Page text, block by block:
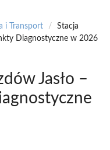
i Transport /
Stacja
Diagnostyczne w 2026
Jasło –